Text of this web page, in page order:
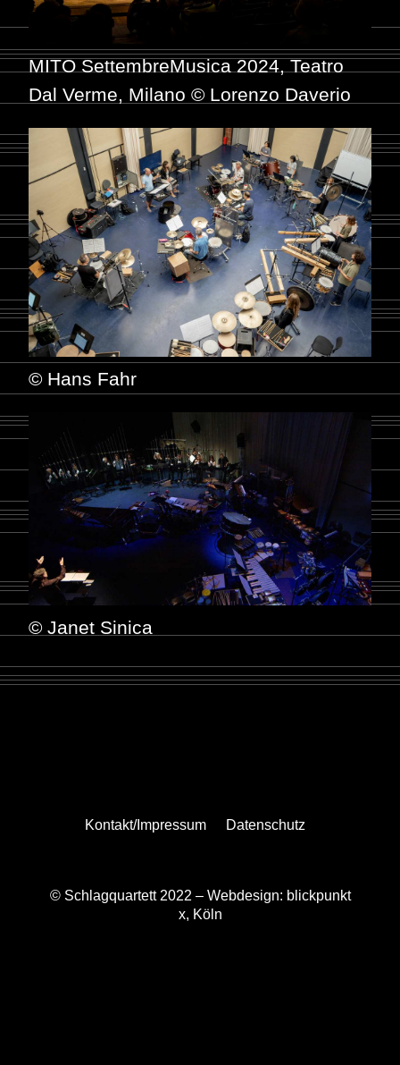
MITO SettembreMusica 2024, Teatro
Dal Verme, Milano © Lorenzo Daverio
© Hans Fahr
© Janet Sinica
Kontakt/Impressum Datenschutz
© Schlagquartett 2022 – Webdesign: blickpunkt
x, Köln